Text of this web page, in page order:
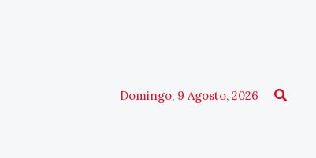
Domingo, 9 Agosto, 2026